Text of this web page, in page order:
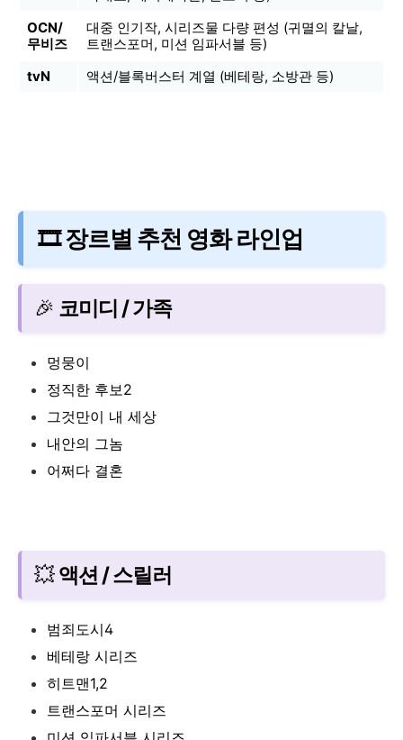
OCN/
무비즈
대중 인기작, 시리즈물 다량 편성 (귀멸의 칼날,
트랜스포머, 미션 임파서블 등)
tvN
액션/블록버스터 계열 (베테랑, 소방관 등)
🎞️ 장르별 추천 영화 라인업
🎉 코미디 / 가족
멍뭉이
정직한 후보2
그것만이 내 세상
내안의 그놈
어쩌다 결혼
💥액션 / 스릴러
범죄도시4
베테랑 시리즈
히트맨1,2
트랜스포머 시리즈